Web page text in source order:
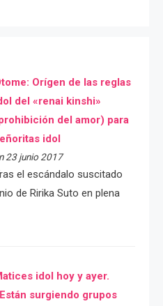
Orígen de las reglas
del «renai kinshi»
del amor) para
idol
23 junio 2017
el escándalo suscitado
de Ririka Suto en plena
idol hoy y ayer.
surgiendo grupos